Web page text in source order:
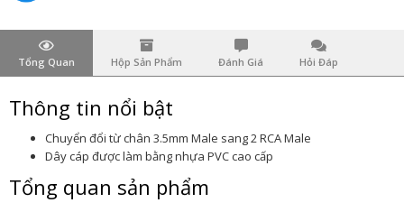
Tổng Quan Hộp Sản Phẩm Đánh Giá Hỏi Đáp
Thông tin nổi bật
Chuyển đổi từ chân 3.5mm Male sang 2 RCA Male
Dây cáp được làm bằng nhựa PVC cao cấp
Tổng quan sản phẩm